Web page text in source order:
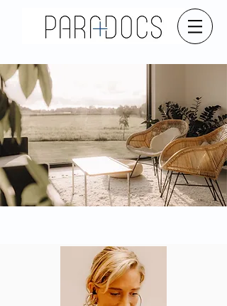
Huisartsen